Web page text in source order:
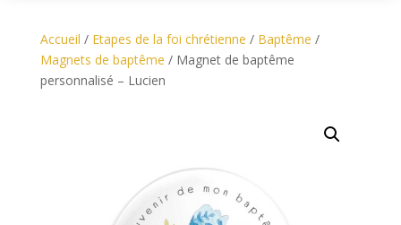
Accueil / Etapes de la foi chrétienne / Baptême /
Magnets de baptême / Magnet de baptême
personnalisé – Lucien